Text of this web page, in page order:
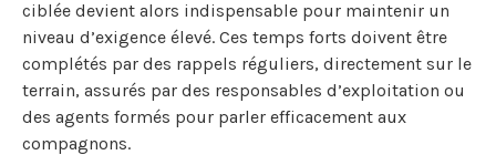
ciblée devient alors indispensable pour maintenir un
niveau d’exigence élevé. Ces temps forts doivent être
complétés par des rappels réguliers, directement sur le
terrain, assurés par des responsables d’exploitation ou
des agents formés pour parler efficacement aux
compagnons.